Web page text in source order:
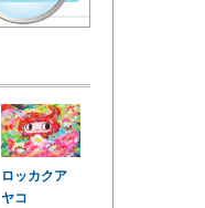
ロッカクア
ヤコ